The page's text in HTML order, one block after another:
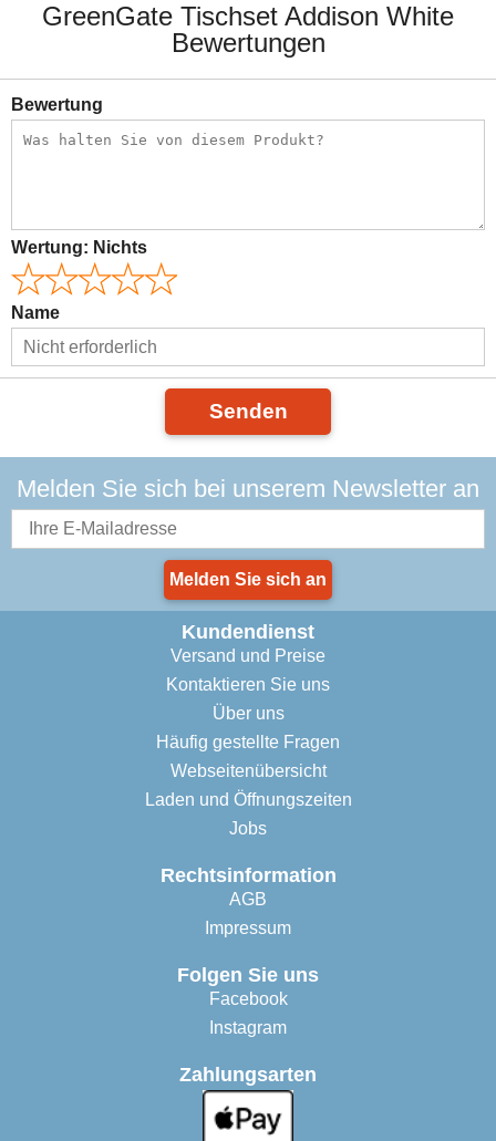
GreenGate Tischset Addison White
Bewertungen
Bewertung
Wertung: Nichts
Name
Senden
Melden Sie sich bei unserem Newsletter an
Melden Sie sich an
Kundendienst
Versand und Preise
Kontaktieren Sie uns
Über uns
Häufig gestellte Fragen
Webseitenübersicht
Laden und Öffnungszeiten
Jobs
Rechtsinformation
AGB
Impressum
Folgen Sie uns
Facebook
Instagram
Zahlungsarten